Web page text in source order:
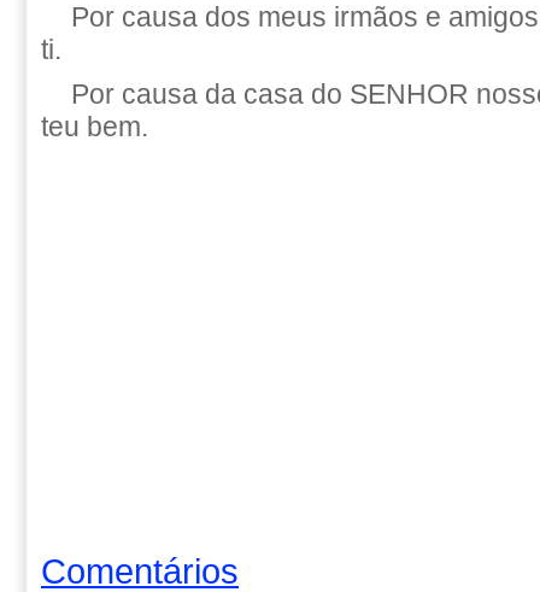
Por causa dos meus irmãos e
ti.
Por causa da casa do SENHOR
teu bem.
Comentários